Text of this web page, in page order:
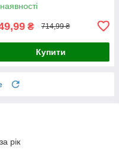
₴ 714,99 ₴
Купити
рік